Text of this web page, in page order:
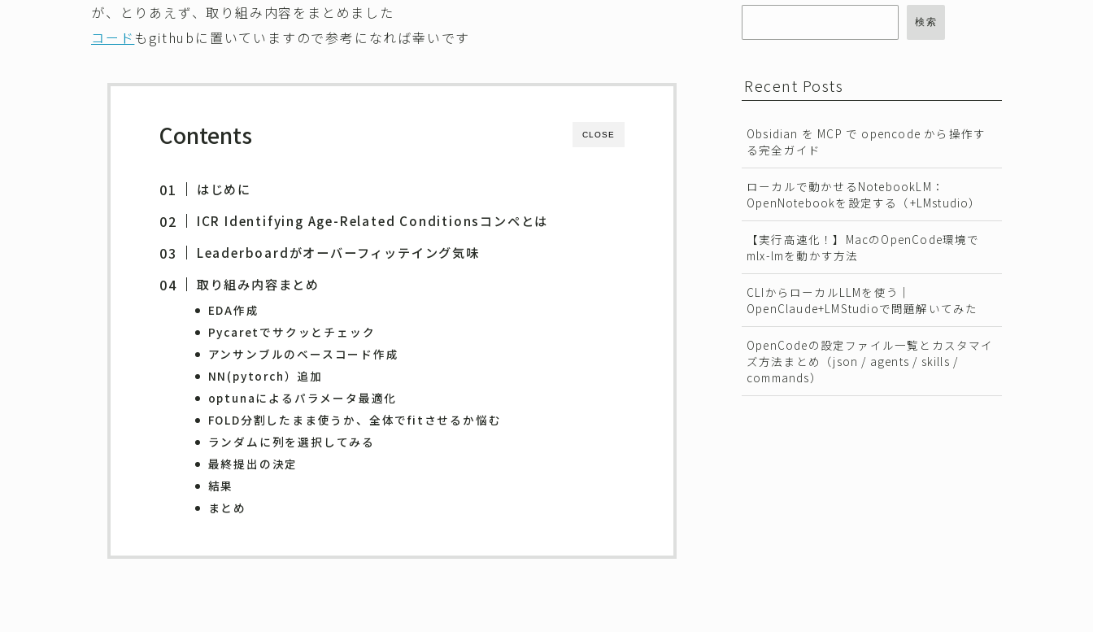
が、とりあえず、取り組み内容をまとめました
コード もgithubに置いていますので参考になれば幸いです
CLOSE
Contents
はじめに
ICR Identifying Age-Related Conditionsコンペとは
Leaderboardがオーバーフィッテイング気味
取り組み内容まとめ
EDA作成
Pycaretでサクッとチェック
アンサンブルのベースコード作成
NN(pytorch）追加
optunaによるパラメータ最適化
FOLD分割したまま使うか、全体でfitさせるか悩む
ランダムに列を選択してみる
最終提出の決定
結果
まとめ
検索
Recent Posts
Obsidian を MCP で opencode から操作す
る完全ガイド
ローカルで動かせるNotebookLM：
OpenNotebookを設定する（+LMstudio）
【実行高速化！】MacのOpenCode環境で
mlx-lmを動かす方法
CLIからローカルLLMを使う｜
OpenClaude+LMStudioで問題解いてみた
OpenCodeの設定ファイル一覧とカスタマイ
ズ方法まとめ（json / agents / skills /
commands）